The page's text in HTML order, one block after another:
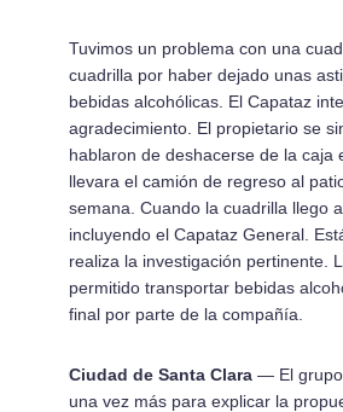
Tuvimos un problema con una
cuadrilla por haber dejado unas
bebidas alcohólicas. El Capataz
agradecimiento. El propietario se
hablaron de deshacerse de la caja
llevara el camión de regreso al
semana. Cuando la cuadrilla llego
incluyendo el Capataz General.
realiza la investigación pertinente.
permitido transportar bebidas
final por parte de la compañí­­a.
Ciudad de Santa Clara — El grupo
una vez más para explicar la